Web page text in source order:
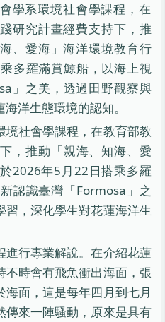
學系環境社會學課程，在
研究計畫經費支持下，推
、愛海」海洋環境教育行
多羅滿賞鯨船，以海上視
」之美，透過田野觀察與
洋生態環境的認知。
境社會學課程，在教育部教
，推動「親海、知海、愛
2026年5月22日搭乘多羅
認識臺灣「Formosa」之
，深化學生對花蓮海洋生
進行專業解說。在介紹花蓮
不時會有飛魚衝出海面，張
面，這是每年四月到七月
傳來一陣騷動，原來是具有